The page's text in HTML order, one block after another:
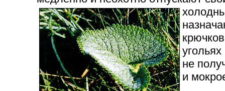
не
и